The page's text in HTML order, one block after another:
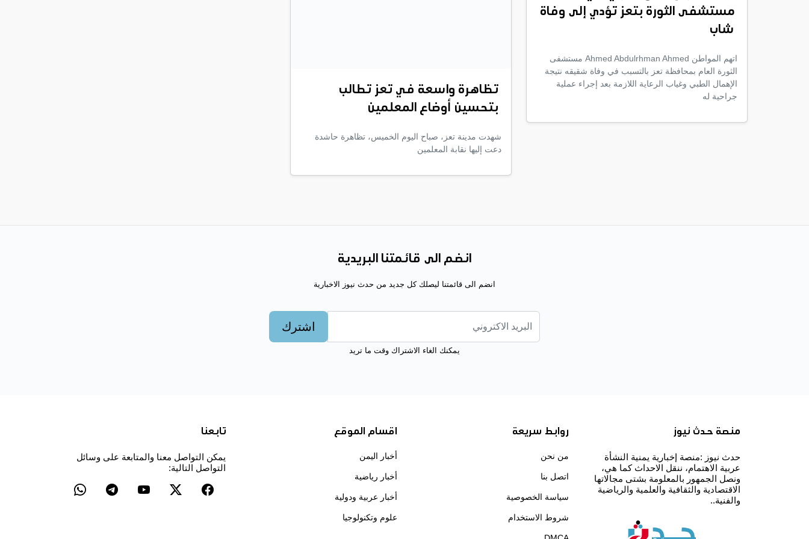
مستشفى الثورة بتعز تؤدي إلى وفاة
شاب
اتهم المواطن Ahmed Abdulrhman Ahmed مستشفى
الثورة العام بمحافظة تعز بالتسبب في وفاة شقيقه نتيجة
الإهمال الطبي وغياب الرعاية اللازمة بعد إجراء عملية
جراحية له
تظاهرة واسعة في تعز تطالب
بتحسين أوضاع المعلمين
شهدت مدينة تعز، صباح اليوم الخميس، تظاهرة حاشدة
دعت إليها نقابة المعلمين
انضم الى قائمتنا البريدية
انضم الى قائمتنا ليصلك كل جديد من حدث نيوز الاخبارية
اشترك
يمكنك الغاء الاشتراك وقت ما تريد
منصة حدث نيوز
حدث نيوز :منصة إخبارية يمنية النشأة
عربية الاهتمام، ننقل الاحداث كما هي،
ونصل الجمهور بالمعلومة بشتى مجالاتها
الاقتصادية والثقافية والعلمية والرياضية
والفنية..
روابط سريعة
من نحن
اتصل بنا
سياسة الخصوصية
شروط الاستخدام
اقسام الموقع
أخبار اليمن
أخبار رياضية
أخبار عربية ودولية
علوم وتكنولوجيا
تابعنا
يمكن التواصل معنا والمتابعة على وسائل
التواصل التالية: